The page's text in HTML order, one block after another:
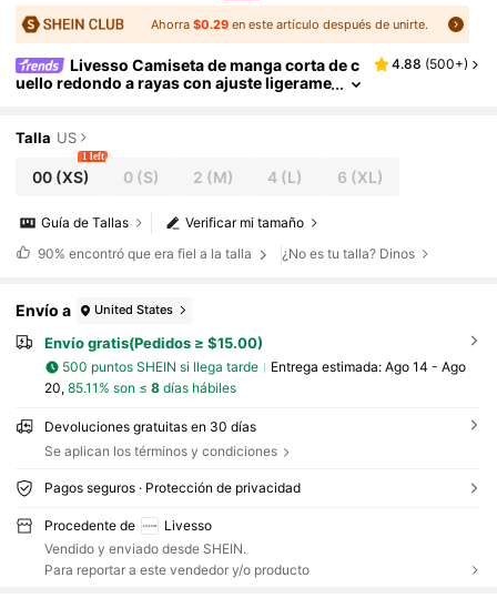
Ahorra $0.29en este artículo después de unirte.
Livesso Camiseta de manga corta de c
uello redondo a rayas con ajuste ligerame
4.88 (500+)
Talla US
00(XS)
1 left
0(S) 2 (M) 4 (L) 6 (XL)
Verificar mi tamaño
Guía de Tallas
90% encontró que era fiel a la talla ¿No es tu talla? Dinos
Envío a United States
Envío gratis(Pedidos ≥ $15.00)
500 puntos SHEIN si llega tarde Entrega estimada: Ago 14 - Ago
20, 85.11% son ≤ 8días hábiles
Devoluciones gratuitas en 30 días
Se aplican los términos y condiciones
Pagos seguros · Protección de privacidad
Procedente de
Livesso
Vendido y enviado desde SHEIN.
Para reportar a este vendedor y/o producto